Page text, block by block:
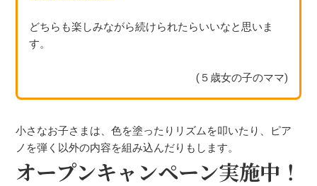
どちらも楽しみながら続けられたらいいなと思いま
す。
(５歳女の子のママ)
小さなお子さまは、色を塗ったりリズムを叩いたり、ピア
ノを弾く以外の内容を組み込んだりもします。
オープンキャンペーン実施中！